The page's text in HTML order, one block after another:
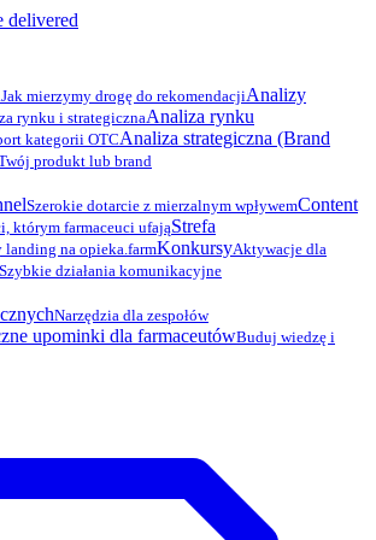
Jak mierzymy drogę do rekomendacjiAnalizy
rynku i strategicznaAnaliza rynku
kategorii OTCAnaliza strategiczna (Brand
produkt lub brand
Szerokie dotarcie z mierzalnym wpływemContent
którym farmaceuci ufająStrefa
landing na opieka.farmKonkursyAktywacje dla
Szybkie działania komunikacyjne
Narzędzia dla zespołów
upominki dla farmaceutówBuduj wiedzę i